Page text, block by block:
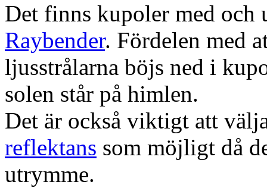
Det finns kupoler med och
Raybender. Fördelen med
ljusstrålarna böjs ned i
solen står på himlen.
Det är också viktigt att
reflektans som möjligt då
utrymme.